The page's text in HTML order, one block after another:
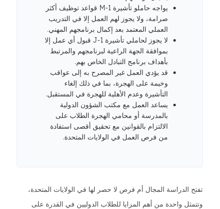
يواجه حاملو تأشيرة M-1 قواعد توظيف أكثر
صرامة، ولا يجوز لهم العمل إلا في التدريب
العملي المعتمد بعد إكمال برنامجهم المهني.
لا يجوز لحاملي تأشيرة J-1 قبول أي عمل إلا
بموافقة الجهة الراعية لبرنامجهم والمرتبط
بأهداف برنامج التبادل الخاص بهم.
قد يؤدي العمل غير المصرح به إلى عواقب
وخيمة على الهجرة، بما في ذلك إلغاء
التأشيرة وعدم الأهلية للهجرة في المستقبل.
يساعد العمل مع مكتب الشؤون الدولية
بالمدرسة أو محامي الهجرة الطلاب على
الالتزام بالقوانين مع تحقيق أقصى استفادة
من فرص العمل في الولايات المتحدة.
تفتح الدراسة المجال أم فرص لا حصر لها في الولايات المتحدة،
وتتمثل واحدة من أهم المزايا للطلاب الدوليين في القدرة على